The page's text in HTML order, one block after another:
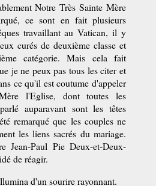
Notre Très Sainte Mère
ce sont en fait plusieurs
travaillant au Vatican, il y
curés de deuxième classe et
catégorie. Mais cela fait
je ne peux pas tous les citer et
ce qu'il est coutume d'appeler
l'Eglise, dont toutes les
auparavant sont les têtes
remarqué que les couples ne
les liens sacrés du mariage.
Jean-Paul Pie Deux-et-Deux-
de réagir.
d'un sourire rayonnant.